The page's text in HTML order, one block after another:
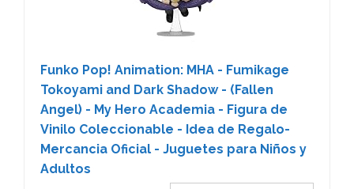
Funko Pop! Animation: MHA - Fumikage
Tokoyami and Dark Shadow - (Fallen
Angel) - My Hero Academia - Figura de
Vinilo Coleccionable - Idea de Regalo-
Mercancia Oficial - Juguetes para Niños y
Adultos